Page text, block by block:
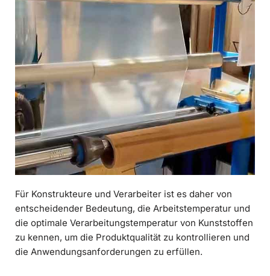
Für Konstrukteure und Verarbeiter ist es daher von
entscheidender Bedeutung, die Arbeitstemperatur und
die optimale Verarbeitungstemperatur von Kunststoffen
zu kennen, um die Produktqualität zu kontrollieren und
die Anwendungsanforderungen zu erfüllen.